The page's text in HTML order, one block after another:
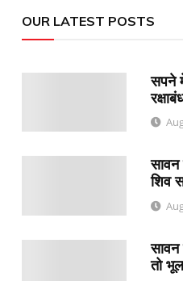
OUR LATEST POSTS
सपने
सावन
शिव
तो